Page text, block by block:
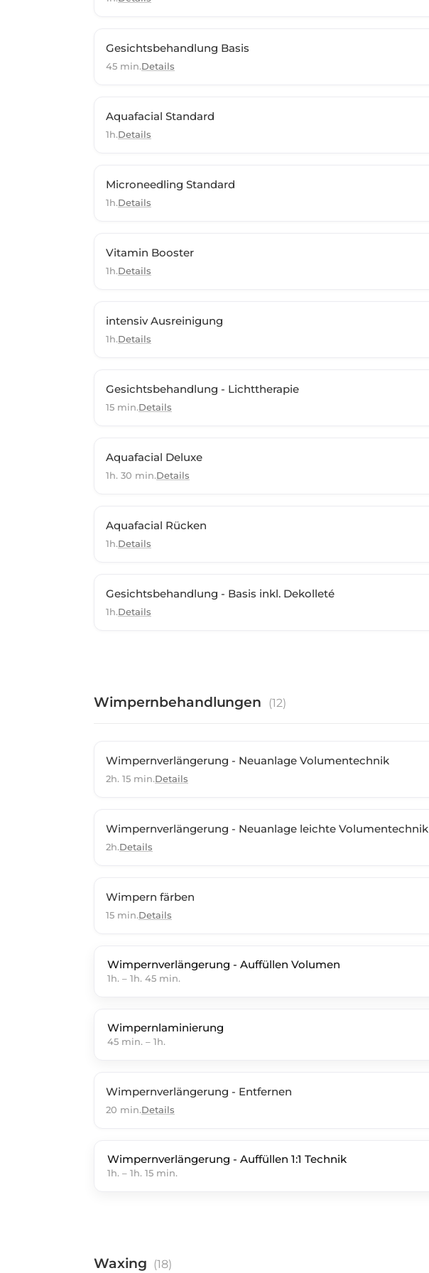
Gesichtsbehandlung Basis
45 min.Details
Aquafacial Standard
1h.Details
Microneedling Standard
1h.Details
Vitamin Booster
1h.Details
intensiv Ausreinigung
1h.Details
Gesichtsbehandlung - Lichttherapie
15 min.Details
Aquafacial Deluxe
1h. 30 min.Details
Aquafacial Rücken
1h.Details
Gesichtsbehandlung - Basis inkl. Dekolleté
1h.Details
Wimpernbehandlungen (12)
Wimpernverlängerung - Neuanlage Volumentechnik
2h. 15 min.Details
Wimpernverlängerung - Neuanlage leichte Volumentechnik
2h.Details
Wimpern färben
15 min.Details
Wimpernverlängerung - Auffüllen Volumen
1h. – 1h. 45 min.
Wimpernlaminierung
45 min. – 1h.
Wimpernverlängerung - Entfernen
20 min.Details
Wimpernverlängerung - Auffüllen 1:1 Technik
1h. – 1h. 15 min.
Waxing (18)